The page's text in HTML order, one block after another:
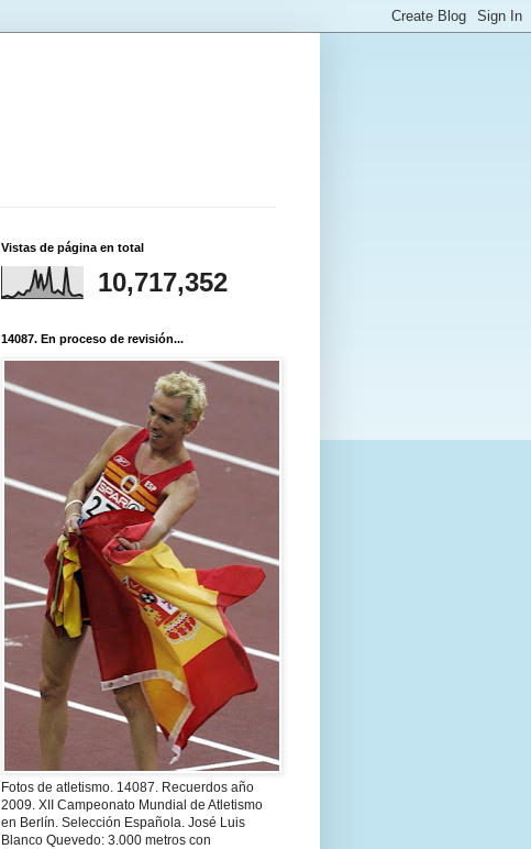
Vistas de página en total
10,717,352
14087. En proceso de revisión...
Fotos de atletismo. 14087. Recuerdos año
2009. XII Campeonato Mundial de Atletismo
en Berlín. Selección Española. José Luis
Blanco Quevedo: 3.000 metros con